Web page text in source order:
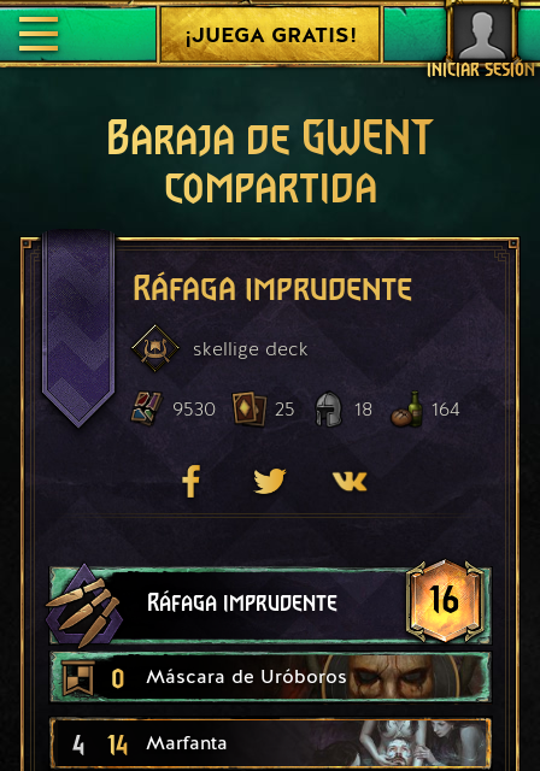
INICIAR SESIÓN
¡JUEGA GRATIS!
Baraja de GWENT
compartida
Ráfaga imprudente
skellige deck
9530 25 18 164
Ráfaga imprudente 16
0 Máscara de Uróboros
4 14 Marfanta